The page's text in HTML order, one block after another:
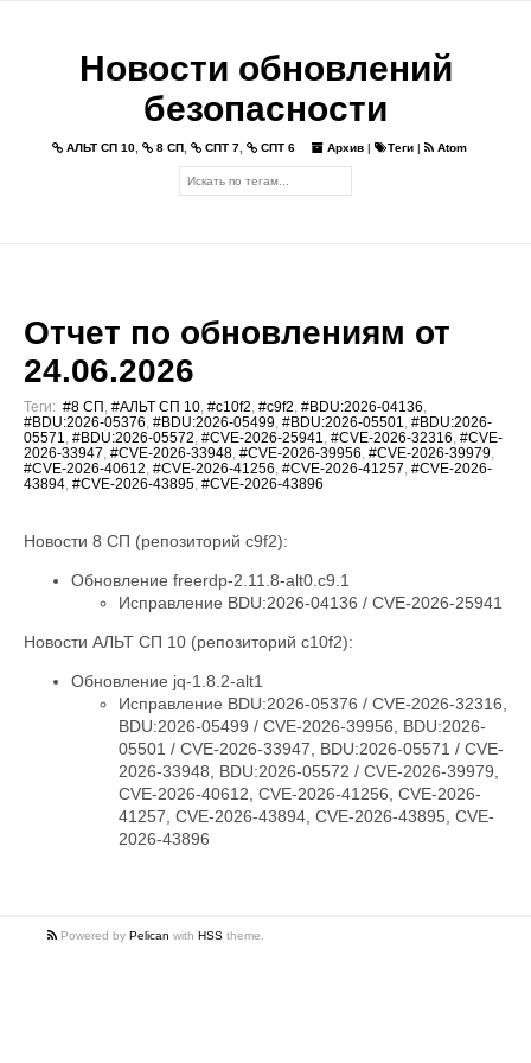
Новости обновлений
безопасности
АЛЬТ СП 10 8 СП СПТ 7 СПТ 6 Архив | Теги | Atom
Отчет по обновлениям от
24.06.2026
Теги: #8 СП #АЛЬТ СП 10 #c10f2 #c9f2 #BDU:2026-04136
#BDU:2026-05376 #BDU:2026-05499 #BDU:2026-05501
#BDU:2026-
05571
#BDU:2026-05572 #CVE-2026-25941 #CVE-2026-32316 #CVE-
2026-33947 #CVE-2026-33948 #CVE-2026-39956 #CVE-2026-39979
#CVE-2026-40612 #CVE-2026-41256 #CVE-2026-41257 #CVE-2026-
43894 #CVE-2026-43895 #CVE-2026-43896
Новости 8 СП (репозиторий c9f2):
Обновление freerdp-2.11.8-alt0.c9.1
Исправление BDU:2026-04136 / CVE-2026-25941
Новости АЛЬТ СП 10 (репозиторий c10f2):
Обновление jq-1.8.2-alt1
Исправление BDU:2026-05376 / CVE-2026-32316,
BDU:2026-05499 / CVE-2026-39956, BDU:2026-
05501 / CVE-2026-33947, BDU:2026-05571 / CVE-
2026-33948, BDU:2026-05572 / CVE-2026-39979,
CVE-2026-40612, CVE-2026-41256, CVE-2026-
41257, CVE-2026-43894, CVE-2026-43895, CVE-
2026-43896
Powered by Pelican with HSS theme.